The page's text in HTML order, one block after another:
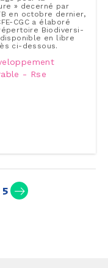
» decerné par
en octobre dernier,
CGC a élaboré
Bio­di­ver­si­
en libre
ci-​dessous.
- Rse
5